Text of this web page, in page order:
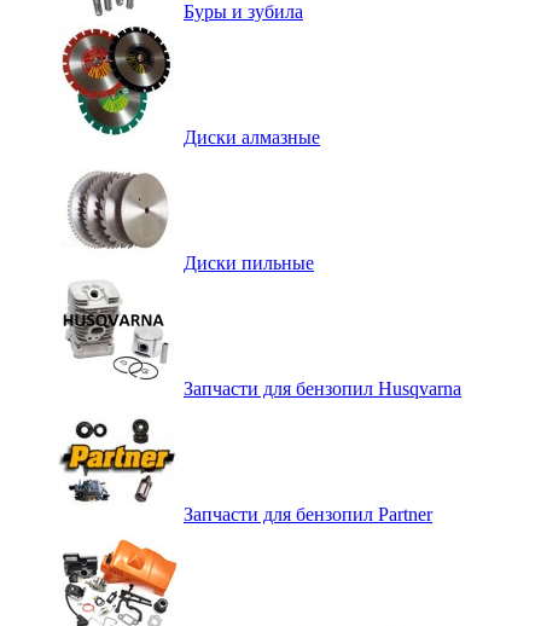
Буры и зубила
Диски алмазные
Диски пильные
Запчасти для бензопил Husqvarna
Запчасти для бензопил Partner